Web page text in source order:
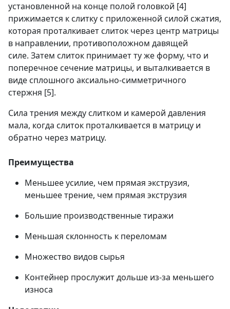
установленной на конце полой головкой [4]
прижимается к слитку с приложенной силой сжатия,
которая проталкивает слиток через центр матрицы
в направлении, противоположном давящей
силе. Затем слиток принимает ту же форму, что и
поперечное сечение матрицы, и выталкивается в
виде сплошного аксиально-симметричного
стержня [5].
Сила трения между слитком и камерой давления
мала, когда слиток проталкивается в матрицу и
обратно через матрицу.
Преимущества
Меньшее усилие, чем прямая экструзия,
меньшее трение, чем прямая экструзия
Большие производственные тиражи
Меньшая склонность к переломам
Множество видов сырья
Контейнер прослужит дольше из-за меньшего
износа